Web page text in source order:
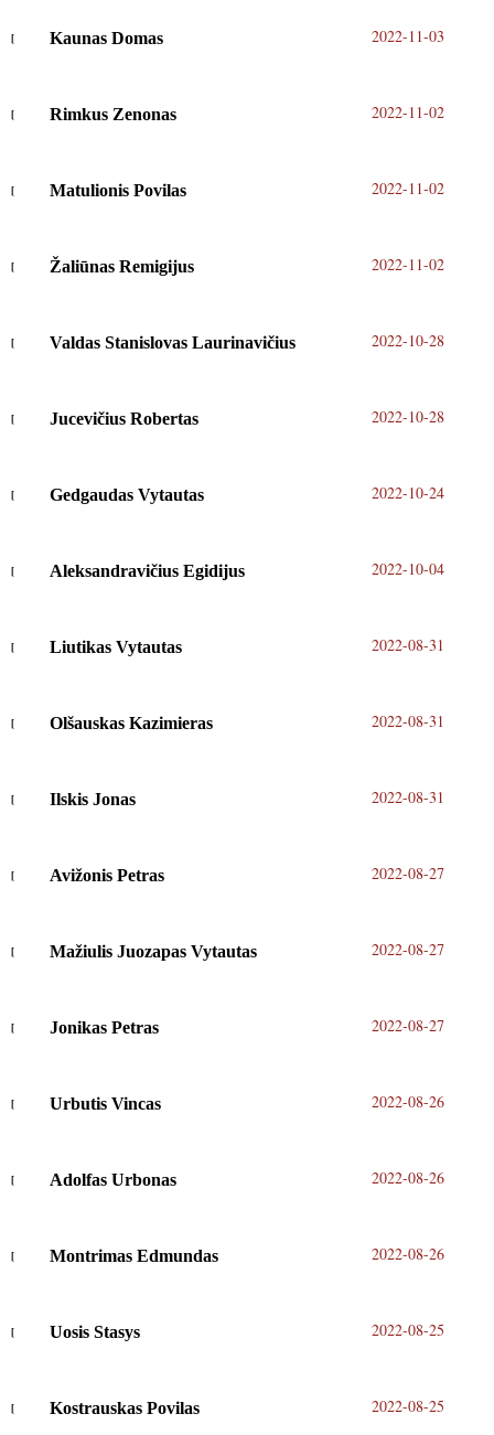
Kaunas Domas 2022-11-03
Rimkus Zenonas 2022-11-02
Matulionis Povilas 2022-11-02
Žaliūnas Remigijus 2022-11-02
Valdas Stanislovas Laurinavičius 2022-10-28
Jucevičius Robertas 2022-10-28
Gedgaudas Vytautas 2022-10-24
Aleksandravičius Egidijus 2022-10-04
Liutikas Vytautas 2022-08-31
Olšauskas Kazimieras 2022-08-31
Ilskis Jonas 2022-08-31
Avižonis Petras 2022-08-27
Mažiulis Juozapas Vytautas 2022-08-27
Jonikas Petras 2022-08-27
Urbutis Vincas 2022-08-26
Adolfas Urbonas 2022-08-26
Montrimas Edmundas 2022-08-26
Uosis Stasys 2022-08-25
Kostrauskas Povilas 2022-08-25